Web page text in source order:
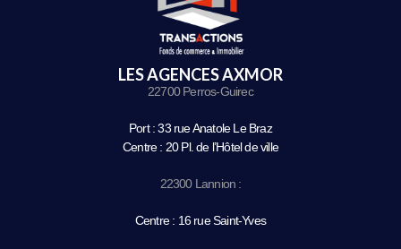
LES AGENCES AXMOR
22700 Perros-Guirec
Port : 33 rue Anatole Le Braz
Centre : 20 Pl. de l’Hôtel de ville
22300 Lannion :
Centre : 16 rue Saint-Yves